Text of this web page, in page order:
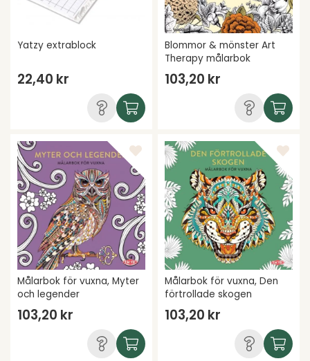
Yatzy extrablock
22,40 kr
Blommor & mönster Art
Therapy målarbok
103,20 kr
Målarbok för vuxna, Myter
och legender
103,20 kr
Målarbok för vuxna, Den
förtrollade skogen
103,20 kr